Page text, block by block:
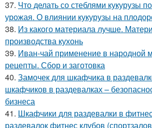
37. Что делать со стеблями кукурузы
урожая. О влиянии кукурузы на
38. Из какого материала лучше.
производства кухонь
39. Иван-чай применение в народной
рецепты. Сбор и заготовка
40. Замочек для шкафчика в
шкафчиков в раздевалках –
бизнеса
41. Шкафчики для раздевалки в
раздевалок фитнес клубов